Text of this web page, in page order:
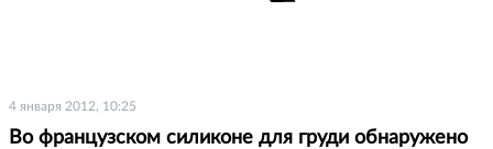
4 января 2012, 10:25
Во французском силиконе для груди обнаружено